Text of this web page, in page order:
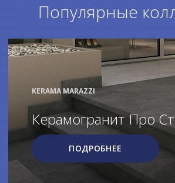
Популярные
KERAMA MARAZZI
Керамогранит Про
ПОДРОБНЕЕ